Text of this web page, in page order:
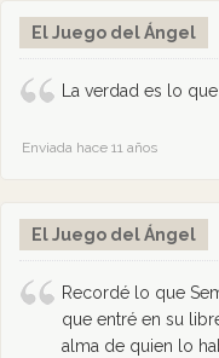
El Juego del Ángel
La verdad es lo
Enviada hace 11 años
El Juego del Ángel
Recordé lo que
que entré en su
alma de quien lo